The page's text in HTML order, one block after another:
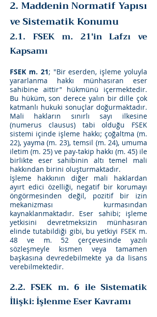
2. Maddenin Normatif Yapısı
ve Sistematik Konumu
2.1. FSEK m. 21'in Lafzı ve
Kapsamı
FSEK m. 21; "Bir eserden, işleme yoluyla
yararlanma hakkı münhasıran eser
sahibine aittir" hükmünü içermektedir.
Bu hüküm, son derece yalın bir dille çok
katmanlı hukuki sonuçlar doğurmaktadır.
Mali hakların sınırlı sayı ilkesine
(numerus clausus) tabi olduğu FSEK
sistemi içinde işleme hakkı; çoğaltma (m.
22), yayma (m. 23), temsil (m. 24), umuma
iletim (m. 25) ve pay-takip hakkı (m. 45) ile
birlikte eser sahibinin altı temel mali
hakkından birini oluşturmaktadır.
İşleme hakkının diğer mali haklardan
ayırt edici özelliği, negatif bir korumayı
öngörmesinden değil, pozitif bir izin
mekanizması kurmasından
kaynaklanmaktadır. Eser sahibi; işleme
yetkisini devretmeksizin münhasıran
elinde tutabildiği gibi, bu yetkiyi FSEK m.
48 ve m. 52 çerçevesinde yazılı
sözleşmeyle kısmen veya tamamen
başkasına devredebilmekte ya da lisans
verebilmektedir.
2.2. FSEK m. 6 ile Sistematik
İlişki: İşlenme Eser Kavramı